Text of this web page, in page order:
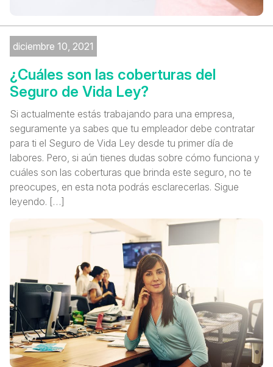
diciembre 10, 2021
¿Cuáles son las coberturas del
Seguro de Vida Ley?
Si actualmente estás trabajando para una empresa,
seguramente ya sabes que tu empleador debe contratar
para ti el Seguro de Vida Ley desde tu primer día de
labores. Pero, si aún tienes dudas sobre cómo funciona y
cuáles son las coberturas que brinda este seguro, no te
preocupes, en esta nota podrás esclarecerlas. Sigue
leyendo. […]